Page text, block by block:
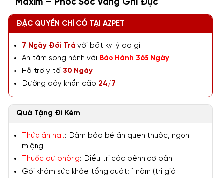
Maxim – Phốc Sóc Vàng Ghi Đực
ĐẶC QUYỀN CHỈ CÓ TẠI AZPET
7 Ngày Đổi Trả với bất kỳ lý do gì
An tâm song hành với Bảo Hành 365 Ngày
Hỗ trợ y tế 30 Ngày
Đường dây khẩn cấp 24/7
Quà Tặng Đi Kèm
Thức ăn hạt: Đảm bảo bé ăn quen thuộc, ngon
miệng
Thuốc dự phòng: Điều trị các bệnh cơ bản
Gói khám sức khỏe tổng quát: 1 năm (trị giá